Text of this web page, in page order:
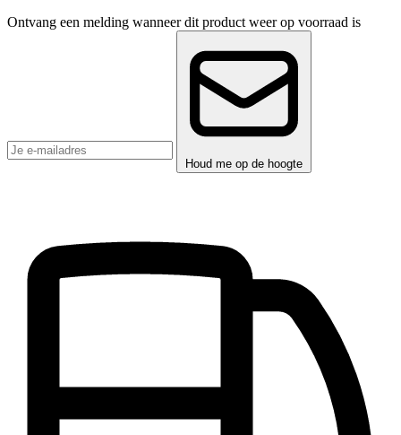
Ontvang een melding wanneer dit product weer op voorraad is
Houd me op de hoogte